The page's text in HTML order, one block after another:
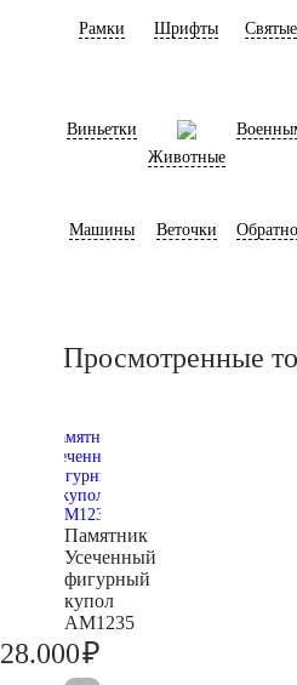
Рамки Шрифты Святые
Виньетки
Животные
Машины Веточки
Просмотренные
Памятник
Усеченный
фигурный
купол
AM1235
28.000₽